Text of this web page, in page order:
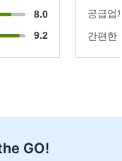
8.0
9.2
공급업
간편한
GO!